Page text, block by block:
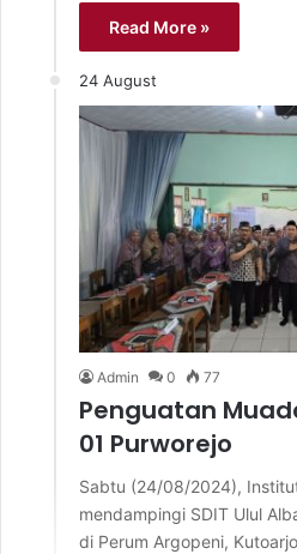
Read More »
24 August
Admin 0 77
Penguatan
01 Purworejo
Sabtu (24/08/2024),
mendampingi SDIT Ulul
di Perum Argopeni,